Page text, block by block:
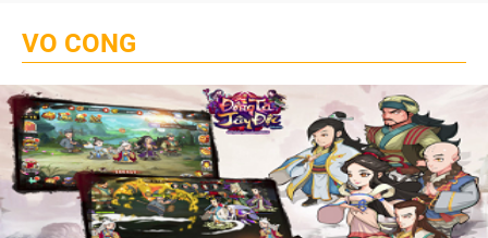
VO CONG